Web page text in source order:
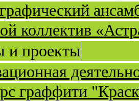
коллектив
и проекты
граффити